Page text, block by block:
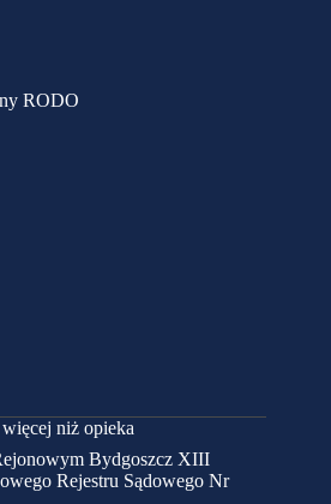
RODO
niż opieka
Bydgoszcz XIII
Rejestru Sądowego Nr